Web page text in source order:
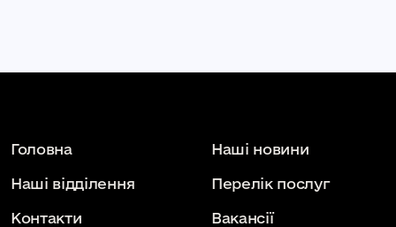
Головна Наші новини
Наші відділення Перелік послуг
Контакти Вакансії